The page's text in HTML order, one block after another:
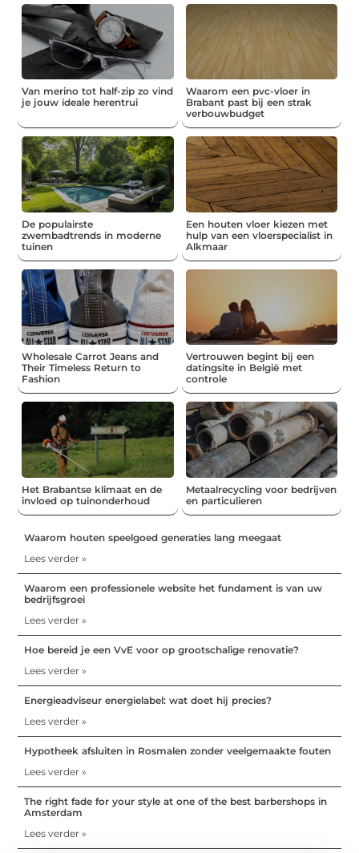
Van merino tot half-zip zo vind
je jouw ideale herentrui
Waarom een pvc-vloer in
Brabant past bij een strak
verbouwbudget
De populairste
zwembadtrends in moderne
tuinen
Een houten vloer kiezen met
hulp van een vloerspecialist in
Alkmaar
Wholesale Carrot Jeans and
Their Timeless Return to
Fashion
Vertrouwen begint bij een
datingsite in België met
controle
Het Brabantse klimaat en de
invloed op tuinonderhoud
Metaalrecycling voor bedrijven
en particulieren
Waarom houten speelgoed generaties lang meegaat
Lees verder »
Waarom een professionele website het fundament is van uw
bedrijfsgroei
Lees verder »
Hoe bereid je een VvE voor op grootschalige renovatie?
Lees verder »
Energieadviseur energielabel: wat doet hij precies?
Lees verder »
Hypotheek afsluiten in Rosmalen zonder veelgemaakte fouten
Lees verder »
The right fade for your style at one of the best barbershops in
Amsterdam
Lees verder »